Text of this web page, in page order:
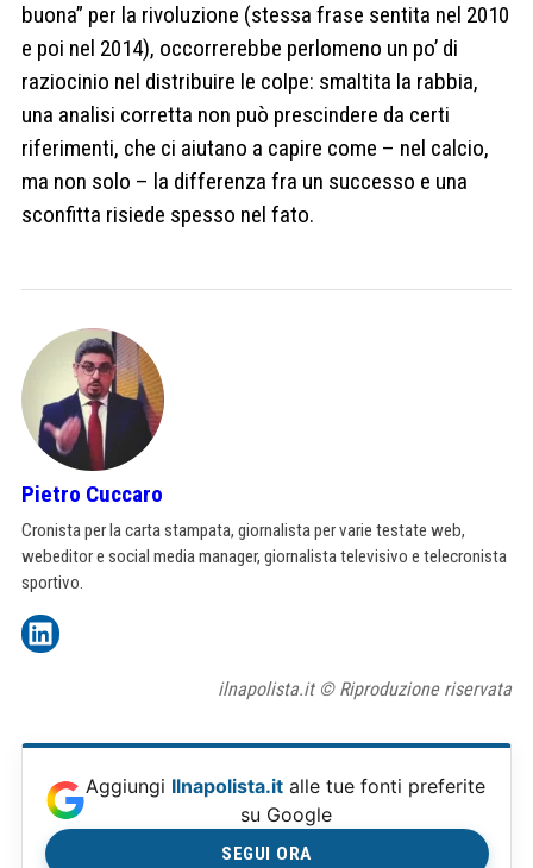
buona” per la rivoluzione (stessa frase sentita nel 2010
e poi nel 2014), occorrerebbe perlomeno un po’ di
raziocinio nel distribuire le colpe: smaltita la rabbia,
una analisi corretta non può prescindere da certi
riferimenti, che ci aiutano a capire come – nel calcio,
ma non solo – la differenza fra un successo e una
sconfitta risiede spesso nel fato.
Pietro Cuccaro
Cronista per la carta stampata, giornalista per varie testate web,
webeditor e social media manager, giornalista televisivo e telecronista
sportivo.
ilnapolista.it © Riproduzione riservata
Aggiungi Ilnapolista.it alle tue fonti preferite
su Google
SEGUI ORA